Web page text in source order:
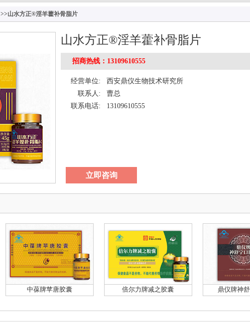
>>山水方正®淫羊藿补骨脂片
山水方正®淫羊藿补骨脂片
招商热线：13109610555
经营单位:
西安鼎仪生物技术研究所
联系人:
曹总
联系电话:
13109610555
立即咨询
中葆牌苹唐胶囊 倍尔力牌减之胶囊 鼎仪牌神